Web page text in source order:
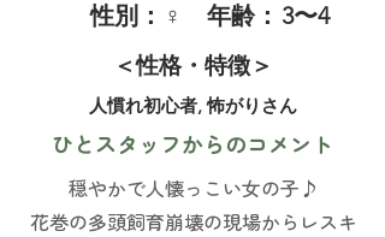
​性別： ♀ ​年齢： 3〜4
＜性格・特徴＞
人慣れ初心者, 怖がりさん
ひとスタッフからのコメント
穏やかで人懐っこい女の子♪
花巻の多頭飼育崩壊の現場からレスキ